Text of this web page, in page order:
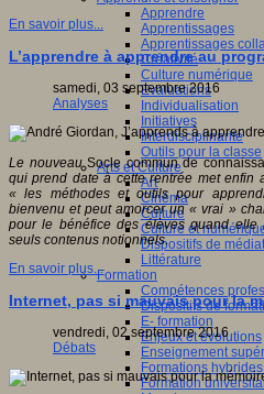
Apprendre
Apprentissages
Apprentissages
Créativité
Culture numérique
Evaluations
Individualisation
Initiatives
Interdisciplinarité
Outils pour la classe
Arts et Culture
Art
Cinéma
Culture
Culture et
Dispositifs de
Littérature
Formation
Compétences
Dispositifs de
E- formation
Enjeux et évolutions
Enseignement
Formations hybrides
Formation
En savoir plus...
L’apprendre à apprendre au
samedi, 03 septembre 2016
Analyses
Le nouveauSocle commun de
qui prend date à cette rentrée met enfin
« les méthodes et outils pour
bienvenu et peut amorcer un « vrai »
pour le bénéfice des élèves quand elle
seuls contenus notionnels.
En savoir plus...
Internet, pas si mauvais pour la
vendredi, 02 septembre 2016
Débats